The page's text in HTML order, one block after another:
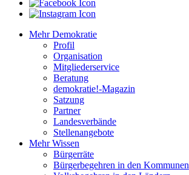
Mehr Demokratie
Profil
Organisation
Mitgliederservice
Beratung
demokratie!-Magazin
Satzung
Partner
Landesverbände
Stellenangebote
Mehr Wissen
Bürgerräte
Bürgerbegehren in den Kommunen